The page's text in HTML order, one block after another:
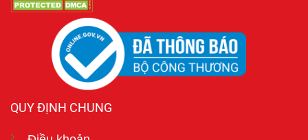
QUY ĐỊNH CHUNG